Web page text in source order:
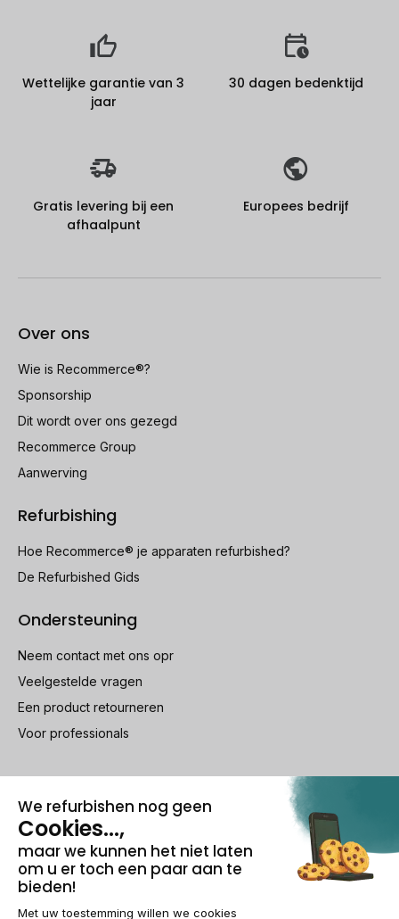
Wettelijke garantie van 3
jaar
30 dagen bedenktijd
Gratis levering bij een
afhaalpunt
Europees bedrijf
Over ons
Wie is Recommerce®?
Sponsorship
Dit wordt over ons gezegd
Recommerce Group
Aanwerving
Refurbishing
Hoe Recommerce® je apparaten refurbished?
De Refurbished Gids
Ondersteuning
Neem contact met ons opr
Veelgestelde vragen
Een product retourneren
Voor professionals
100% beveiligde betaling